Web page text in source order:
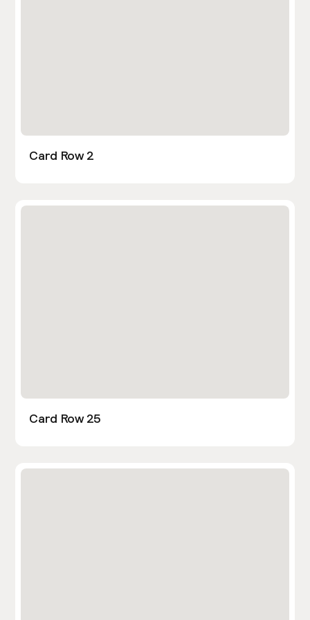
Card Row 2
Card Row 25